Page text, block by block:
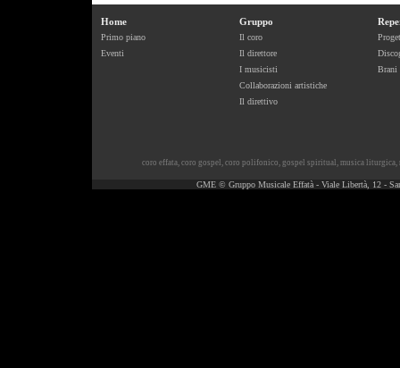
Home
Primo piano
Eventi
Gruppo
Il coro
Il direttore
I musicisti
Collaborazioni artistiche
Il direttivo
Brani
coro effata, coro gospel , coro polifonico, gospel spiritual , musica liturgica,
GME © Gruppo Musicale Effatà - Viale Libertà, 12 -